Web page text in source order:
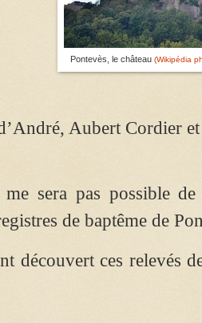
Pontevès, le château (Wikipédia
Aubert Cordier
sera pas possible
de baptême de
découvert ces relevés